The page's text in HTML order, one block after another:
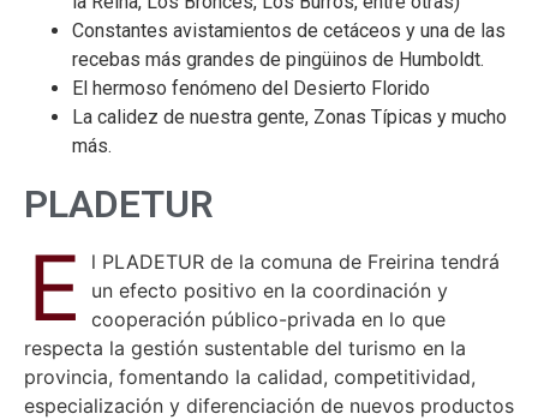
Constantes avistamientos de cetáceos y una de las
recebas más grandes de pingüinos de Humboldt.
El hermoso fenómeno del Desierto Florido
La calidez de nuestra gente, Zonas Típicas y mucho
más.
PLADETUR
E
l PLADETUR de la comuna de Freirina tendrá
un efecto positivo en la coordinación y
cooperación público-privada en lo que
respecta la gestión sustentable del turismo en la
provincia, fomentando la calidad, competitividad,
especialización y diferenciación de nuevos productos